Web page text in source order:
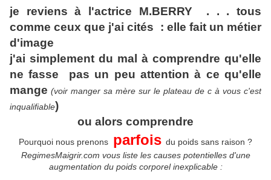
je reviens à l'actrice M.BERRY . . . tous
comme ceux que j'ai cités : elle fait un métier
d'image
j'ai simplement du mal à comprendre qu'elle
ne fasse pas un peu attention à ce qu'elle
mange (voir manger sa mère sur le plateau de c à vous c'est
inqualifiable)
ou alors comprendre
Pourquoi nous prenons parfois du poids sans raison ?
RegimesMaigrir.com vous liste les causes potentielles d'une
augmentation du poids corporel inexplicable :